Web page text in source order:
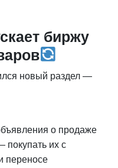
биржу
новый раздел —
о продаже
покупать их с
переносе